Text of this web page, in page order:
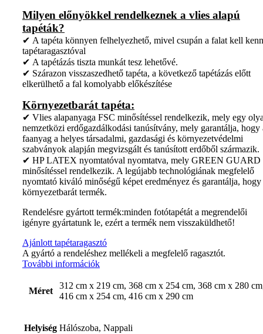
Milyen előnyökkel rendelkeznek a vlies alapú
tapéták?
✔ A tapéta könnyen felhelyezhető, mivel csupán a falat kell
tapétaragasztóval
✔ A tapétázás tiszta munkát tesz lehetővé.
✔ Szárazon visszaszedhető tapéta, a következő tapétázás előtt
elkerülhető a fal komolyabb előkészítése
Környezetbarát tapéta:
✔ Vlies alapanyaga FSC minősítéssel rendelkezik, mely egy
nemzetközi erdőgazdálkodási tanúsítvány, mely garantálja, hogy
faanyag a helyes társadalmi, gazdasági és környezetvédelmi
szabványok alapján megvizsgált és tanúsított erdőből származik.
✔ HP LATEX nyomtatóval nyomtatva, mely GREEN GUARD
minősítéssel rendelkezik. A legújabb technológiának megfelelő
nyomtató kiváló minőségű képet eredményez és garantálja, hogy
környezetbarát termék.
Rendelésre gyártott termék:minden fotótapétát a megrendelői
igényre gyártatunk le, ezért a termék nem visszaküldhető!
Ajánlott tapétaragasztó
A gyártó a rendeléshez mellékeli a megfelelő ragasztót.
További információk
Méret
312 cm x 219 cm, 368 cm x 254 cm, 368 cm x 280
416 cm x 254 cm, 416 cm x 290 cm
Helyiség Hálószoba, Nappali